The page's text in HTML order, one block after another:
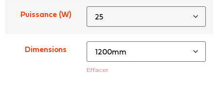
Puissance (W)
Dimensions
Effacer